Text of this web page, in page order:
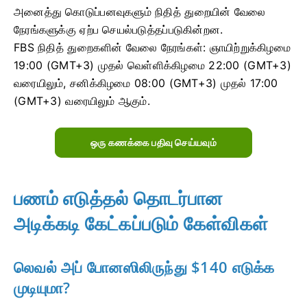
அனைத்து கொடுப்பனவுகளும் நிதித் துறையின் வேலை
நேரங்களுக்கு ஏற்ப செயல்படுத்தப்படுகின்றன.
FBS நிதித் துறைகளின் வேலை நேரங்கள்: ஞாயிற்றுக்கிழமை
19:00 (GMT+3) முதல் வெள்ளிக்கிழமை 22:00 (GMT+3)
வரையிலும், சனிக்கிழமை 08:00 (GMT+3) முதல் 17:00
(GMT+3) வரையிலும் ஆகும்.
ஒரு கணக்கை பதிவு செய்யவும்
பணம் எடுத்தல் தொடர்பான
அடிக்கடி கேட்கப்படும் கேள்விகள்
லெவல் அப் போனஸிலிருந்து $140 எடுக்க
முடியுமா?